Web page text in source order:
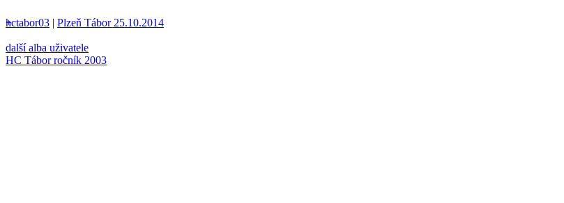
hctabor03 | Plzeň Tábor 25.10.2014
+
další alba uživatele
HC Tábor ročník 2003